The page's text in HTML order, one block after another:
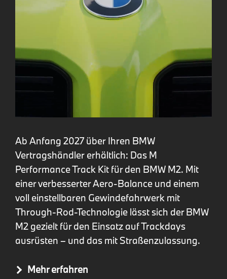
Ab Anfang 2027 über Ihren BMW
Vertragshändler erhältlich: Das M
Performance Track Kit für den BMW M2. Mit
einer verbesserter Aero-Balance und einem
voll einstellbaren Gewindefahrwerk mit
Through-Rod-Technologie lässt sich der BMW
M2 gezielt für den Einsatz auf Trackdays
ausrüsten – und das mit Straßenzulassung.
Mehr erfahren